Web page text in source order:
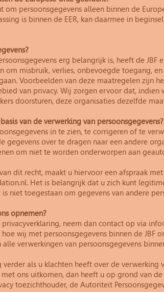
om persoonsgegevens alleen binnen de
is binnen de EER, kan daarmee in
erg belangrijk is, heeft de JBF
om misbruik, verlies, onbevoegde toegang,
Voorbeelden van deze maatregelen zijn
van privacy. Wij zorgen ervoor dat, indien
doorsturen, deze organisaties dezelfde
van de verwerking van persoonsgegevens?
in te zien, te corrigeren of te
gegevens over te dragen naar een andere
om niet te worden onderworpen aan
dit recht, maakt u hiervoor een afspraak met
Het is belangrijk dat u zich kunt
niet toegestaan om gegevens van andere
opnemen?
neem dan contact op via
wij met persoonsgegevens binnen de JBF
verwerkingen van persoonsgegevens
als u klachten heeft over de verwerking
ons uitkomen, dan heeft u op grond van
toezichthouder, de Autoriteit